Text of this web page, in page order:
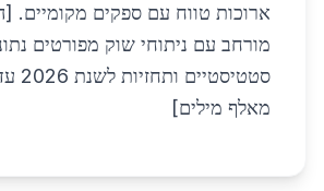
ארוכות טווח עם ספקים
מורחב עם ניתוחי שוק מפורטים
מאלף מילים]